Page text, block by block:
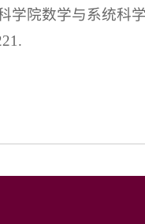
学院数学与系统科